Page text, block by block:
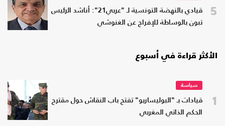
5
قيادي بالنهضة التونسية لـ "عربي21": أناشد الرئيس
تبون بالوساطة للإفراج عن الغنوشي
الأكثر قراءة في أسبوع
1
سياسة
قيادات بـ "البوليساريو" تفتح باب النقاش حول مقترح
الحكم الذاتي المغربي